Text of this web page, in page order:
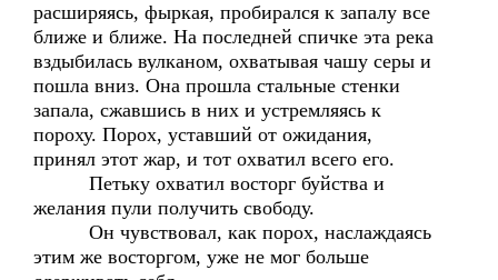
расширяясь, фыркая, пробирался к запалу все
ближе и ближе. На последней спичке эта река
вздыбилась вулканом, охватывая чашу серы и
пошла вниз. Она прошла стальные стенки
запала, сжавшись в них и устремляясь к
пороху. Порох, уставший от ожидания,
принял этот жар, и тот охватил всего его.
Петьку охватил восторг буйства и
желания пули получить свободу.
Он чувствовал, как порох, наслаждаясь
этим же восторгом, уже не мог больше